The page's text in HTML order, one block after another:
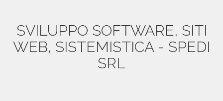
SVILUPPO SOFTWARE, SITI
WEB, SISTEMISTICA - SPEDI
SRL